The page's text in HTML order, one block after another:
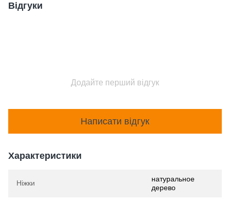
Відгуки
Додайте перший відгук
Написати відгук
Характеристики
Ніжки
натуральное
дерево